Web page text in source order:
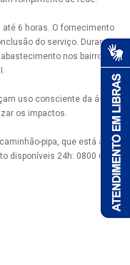
6 horas. O fornecimento
do serviço. Durante a
nos bairros
uso consciente da água
os impactos.
pipa, que está à
disponíveis 24h: 0800 690